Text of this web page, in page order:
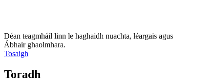
Déan teagmháil linn le haghaidh nuachta, léargais agus
Ábhair ghaolmhara.
Tosaigh
Toradh